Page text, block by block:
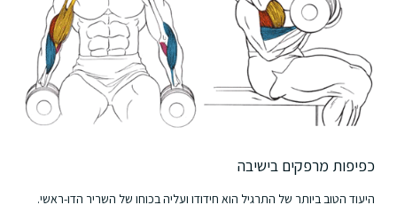
כפיפות מרפקים בישיבה
היעוד הטוב ביותר של התרגיל הוא חידודו ועליה בכוחו של השריר הדו-ראשי.